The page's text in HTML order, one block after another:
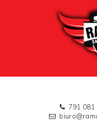
791 081